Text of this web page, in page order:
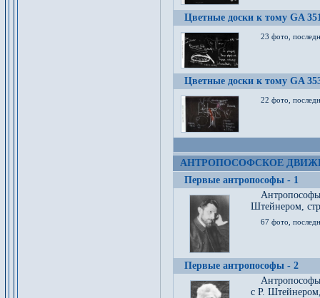
Цветные доски к тому GA
23 фото,
Цветные доски к тому GA
22 фото,
АНТРОПОСОФСКОЕ
Первые антропософы - 1
Штейнером,
67 фото,
Первые антропософы - 2
с Р.